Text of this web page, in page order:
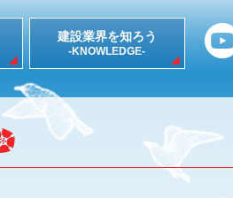
建設業界を知ろう
-KNOWLEDGE-